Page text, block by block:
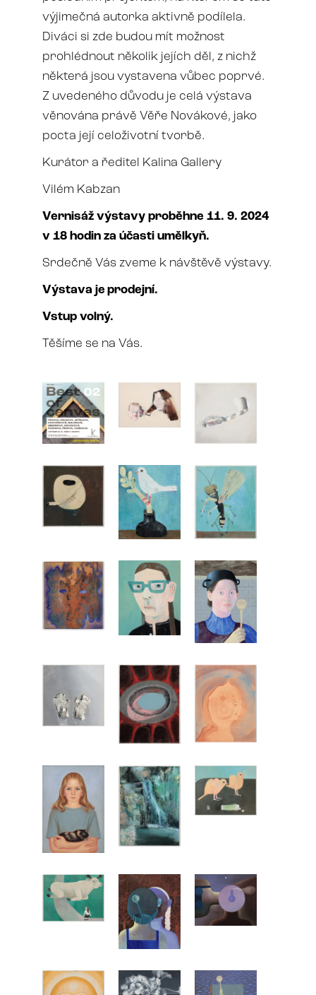
výjimečná autorka aktivně podílela.
Diváci si zde budou mít možnost
prohlédnout několik jejích děl, z nichž
některá jsou vystavena vůbec poprvé.
Z uvedeného důvodu je celá výstava
věnována právě Věře Novákové, jako
pocta její celoživotní tvorbě.
Kurátor a ředitel Kalina Gallery
Vilém Kabzan
Vernisáž výstavy proběhne 11. 9. 2024
v 18 hodin za účasti umělkyň.
Srdečně Vás zveme k návštěvě výstavy.
Výstava je prodejní.
Vstup volný.
Těšíme se na Vás.